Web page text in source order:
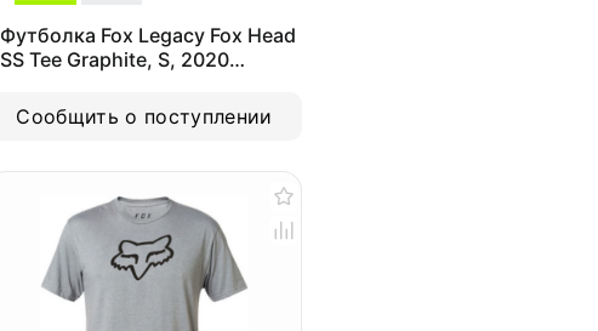
Футболка Fox Legacy Fox Head
SS Tee Graphite, S, 2020
Сообщить о поступлении